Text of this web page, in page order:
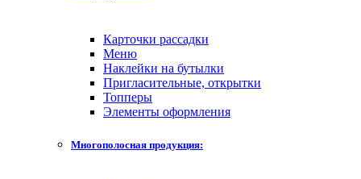
Карточки рассадки
Меню
Наклейки на бутылки
Пригласительные, открытки
Топперы
Элементы оформления
Многополосная продукция: